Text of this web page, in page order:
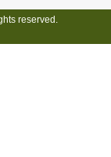
reserved.